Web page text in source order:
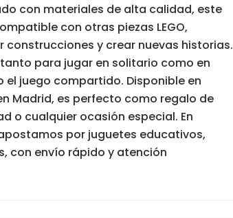
con materiales de alta calidad, este
con otras piezas LEGO,
construcciones y crear nuevas historias.
para jugar en solitario como en
juego compartido. Disponible en
Madrid, es perfecto como regalo de
o cualquier ocasión especial. En
por juguetes educativos,
con envío rápido y atención